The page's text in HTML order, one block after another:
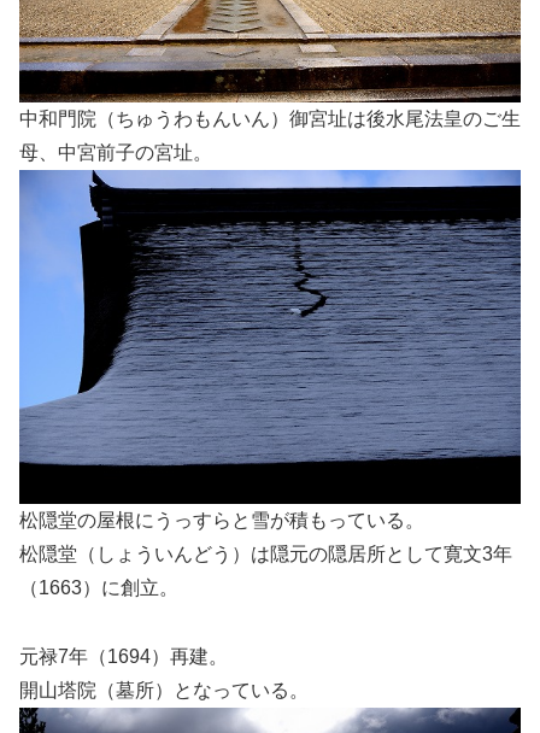
中和門院（ちゅうわもんいん）御宮址は後水尾法皇のご生
母、中宮前子の宮址。
松隠堂の屋根にうっすらと雪が積もっている。
松隠堂（しょういんどう）は隠元の隠居所として寛文3年
（1663）に創立。
元禄7年（1694）再建。
開山塔院（墓所）となっている。